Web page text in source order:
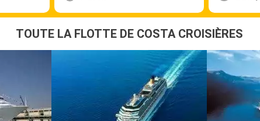
TOUTE LA FLOTTE DE COSTA CROISIÈRES